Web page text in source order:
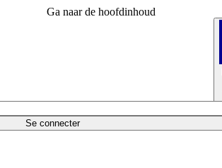
Ga naar de hoofdinhoud
Se connecter